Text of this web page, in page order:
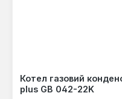
Котел газовий
plus GB 042-22K